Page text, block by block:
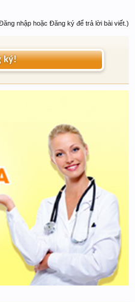
nhập hoặc Đăng ký để trả lời bài viết.)
ký!